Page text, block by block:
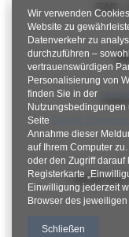
FAQ -
+48 601 547
Wir verwenden
Website zu
Datenverkehr zu
durchzuführen –
vertrauenswürdigen
Personalisierung von
finden Sie in der
Seite
Annahme dieser
auf Ihrem Computer
oder den Zugriff darauf
Registerkarte
Einwilligung jederzeit
Browser des
Schließen